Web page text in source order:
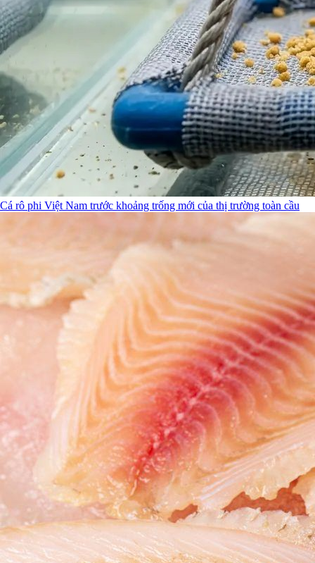
Cá rô phi Việt Nam trước khoảng trống mới của thị trường toàn cầu